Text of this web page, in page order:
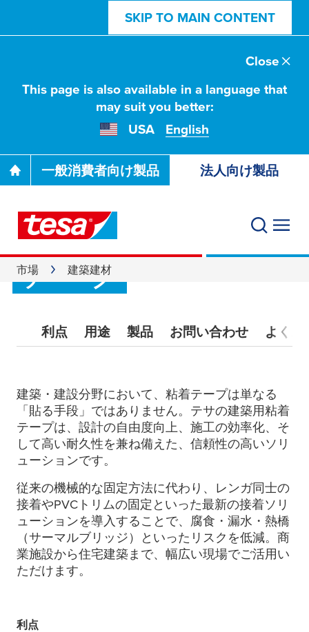
SKIP TO MAIN CONTENT
This page is also available in a language that
may suit you better:
USA
English
Close
一般消費者向け製品 法人向け製品
市場 建築建材
建築建材向け粘着
テープ
利点 用途 製品 お問い合わせ よくあ
建築・建設分野において、粘着テープは単なる
「貼る手段」ではありません。テサの建築用粘着
テープは、設計の自由度向上、施工の効率化、そ
して高い耐久性を兼ね備えた、信頼性の高いソリ
ューションです。
従来の機械的な固定方法に代わり、レンガ同士の
接着やPVCトリムの固定といった最新の接着ソリ
ューションを導入することで、腐食・漏水・熱橋
（サーマルブリッジ）といったリスクを低減。商
業施設から住宅建築まで、幅広い現場でご活用い
ただけます。
利点